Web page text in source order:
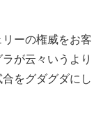
ーの権威をお客
が云々いうより
をグダグダにし